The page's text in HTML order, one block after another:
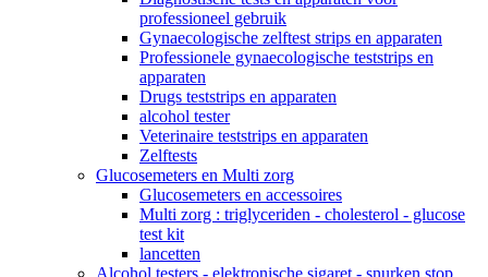
professioneel gebruik
Gynaecologische zelftest strips en apparaten
Professionele gynaecologische teststrips en
apparaten
Drugs teststrips en apparaten
alcohol tester
Veterinaire teststrips en apparaten
Zelftests
Glucosemeters en Multi zorg
Glucosemeters en accessoires
Multi zorg : triglyceriden - cholesterol - glucose
test kit
lancetten
Alcohol testers - elektronische sigaret - snurken stop